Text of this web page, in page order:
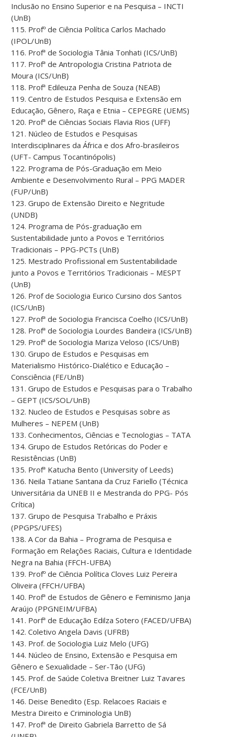
Inclusão no Ensino Superior e na Pesquisa – INCTI
(UnB)
115. Profº de Ciência Política Carlos Machado
(IPOL/UnB)
116. Profª de Sociologia Tânia Tonhati (ICS/UnB)
117. Profª de Antropologia Cristina Patriota de
Moura (ICS/UnB)
118. Profª Edileuza Penha de Souza (NEAB)
119. Centro de Estudos Pesquisa e Extensão em
Educação, Gênero, Raça e Etnia – CEPEGRE (UEMS)
120. Profª de Ciências Sociais Flavia Rios (UFF)
121. Núcleo de Estudos e Pesquisas
Interdisciplinares da África e dos Afro-brasileiros
(UFT- Campus Tocantinópolis)
122. Programa de Pós-Graduação em Meio
Ambiente e Desenvolvimento Rural – PPG MADER
(FUP/UnB)
123. Grupo de Extensão Direito e Negritude
(UNDB)
124. Programa de Pós-graduação em
Sustentabilidade junto a Povos e Territórios
Tradicionais – PPG-PCTs (UnB)
125. Mestrado Profissional em Sustentabilidade
junto a Povos e Territórios Tradicionais – MESPT
(UnB)
126. Prof de Sociologia Eurico Cursino dos Santos
(ICS/UnB)
127. Profª de Sociologia Francisca Coelho (ICS/UnB)
128. Profª de Sociologia Lourdes Bandeira (ICS/UnB)
129. Profª de Sociologia Mariza Veloso (ICS/UnB)
130. Grupo de Estudos e Pesquisas em
Materialismo Histórico-Dialético e Educação –
Consciência (FE/UnB)
131. Grupo de Estudos e Pesquisas para o Trabalho
– GEPT (ICS/SOL/UnB)
132. Nucleo de Estudos e Pesquisas sobre as
Mulheres – NEPEM (UnB)
133. Conhecimentos, Ciências e Tecnologias – TATA
134. Grupo de Estudos Retóricas do Poder e
Resistências (UnB)
135. Profª Katucha Bento (University of Leeds)
136. Neila Tatiane Santana da Cruz Fariello (Técnica
Universitária da UNEB II e Mestranda do PPG- Pós
Crítica)
137. Grupo de Pesquisa Trabalho e Práxis
(PPGPS/UFES)
138. A Cor da Bahia – Programa de Pesquisa e
Formação em Relações Raciais, Cultura e Identidade
Negra na Bahia (FFCH-UFBA)
139. Profº de Ciência Política Cloves Luiz Pereira
Oliveira (FFCH/UFBA)
140. Profª de Estudos de Gênero e Feminismo Janja
Araújo (PPGNEIM/UFBA)
141. Porfª de Educação Edilza Sotero (FACED/UFBA)
142. Coletivo Angela Davis (UFRB)
143. Prof. de Sociologia Luiz Melo (UFG)
144. Núcleo de Ensino, Extensão e Pesquisa em
Gênero e Sexualidade – Ser-Tão (UFG)
145. Prof. de Saúde Coletiva Breitner Luiz Tavares
(FCE/UnB)
146. Deise Benedito (Esp. Relacoes Raciais e
Mestra Direito e Criminologia UnB)
147. Profª de Direito Gabriela Barretto de Sá